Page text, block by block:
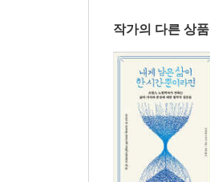
작가의 다른 상품